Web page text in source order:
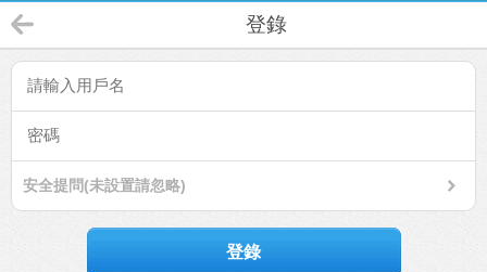
登錄
安全提問(未設置請忽略)
登錄